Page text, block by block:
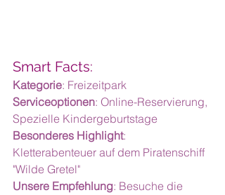
Smart Facts:
Kategorie: Freizeitpark
Serviceoptionen: Online-Reservierung,
Spezielle Kindergeburtstage
Besonderes Highlight:
Kletterabenteuer auf dem Piratenschiff
"Wilde Gretel"
Unsere Empfehlung: Besuche die